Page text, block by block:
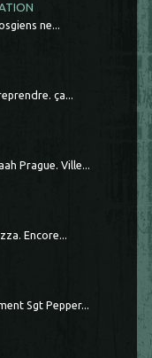
ne...
ça...
Prague. Ville...
Encore...
Sgt Pepper...